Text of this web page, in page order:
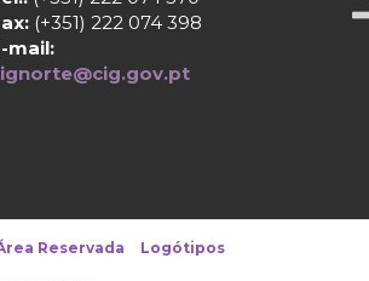
(+351) 222 074 398
mail:
Reservada Logótipos